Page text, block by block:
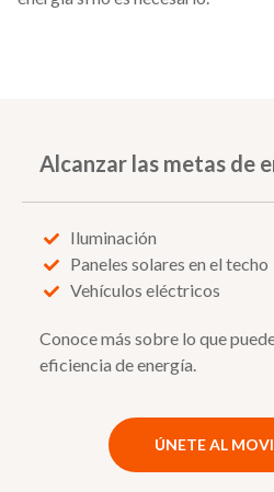
Alcanzar las metas de
Iluminación
Paneles solares en el techo
Vehículos eléctricos
Conoce más sobre lo que
eficiencia de energía.
ÚNETE AL